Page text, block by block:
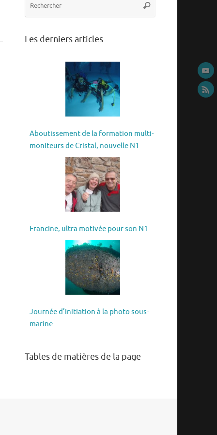
Rechercher
Les derniers articles
Aboutissement de la formation multi-
moniteurs de Cristal, nouvelle N1
Francine, ultra motivée pour son N1
Journée d’initiation à la photo sous-
marine
Tables de matières de la page